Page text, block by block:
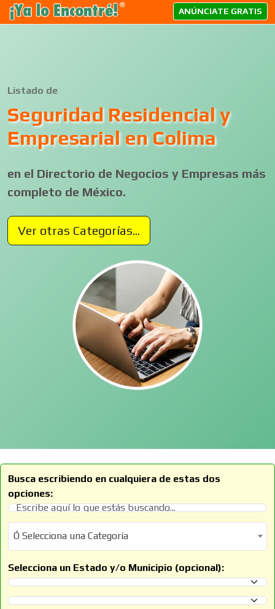
ANÚNCIATE GRATIS
Listado de
Seguridad Residencial y
Empresarial en Colima
en el Directorio de Negocios y Empresas más
completo de México.
Ver otras Categorías...
Busca escribiendo en cualquiera de estas dos
opciones:
Ó Selecciona una Categoría
Ó Selecciona una Categoría
Selecciona un Estado y/o Municipio (opcional):
Selecciona un Estado
Selecciona un Municipio